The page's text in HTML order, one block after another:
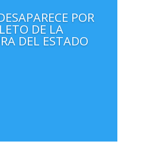
POR
DE LA
DEL ESTADO